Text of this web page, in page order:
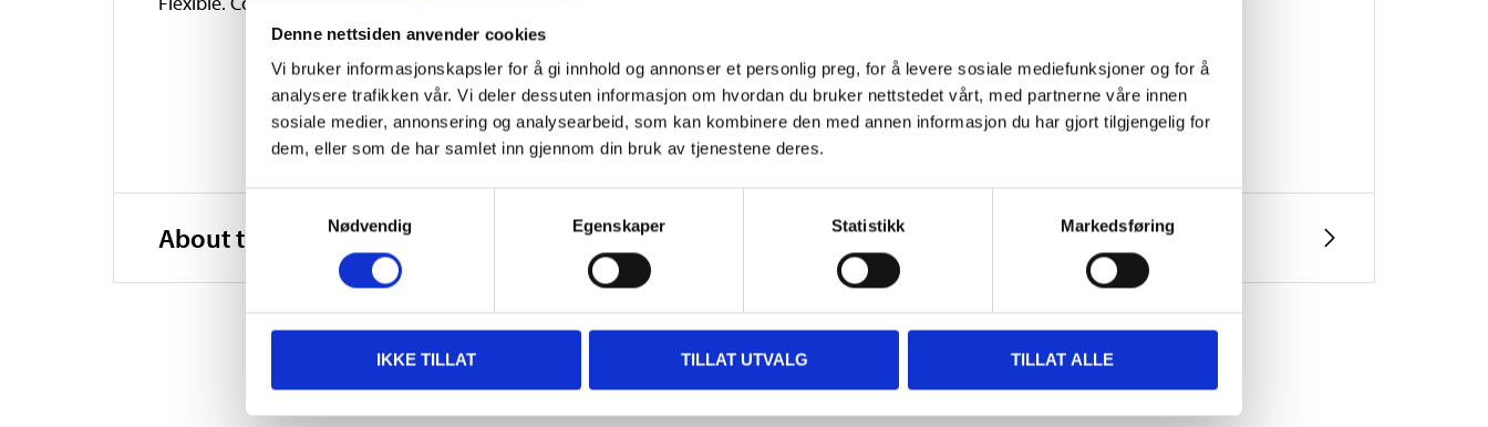
Denne nettsiden anvender cookies
Vi bruker informasjonskapsler for å gi innhold og annonser et personlig preg, for å levere sosiale mediefunksjoner og for å
analysere trafikken vår. Vi deler dessuten informasjon om hvordan du bruker nettstedet vårt, med partnerne våre innen
sosiale medier, annonsering og analysearbeid, som kan kombinere den med annen informasjon du har gjort tilgjengelig for
dem, eller som de har samlet inn gjennom din bruk av tjenestene deres.
Samtykkevalg
Nødvendig
Egenskaper Statistikk Markedsføring
IKKE TILLAT TILLAT UTVALG TILLAT ALLE
About the manufacturer
Related products